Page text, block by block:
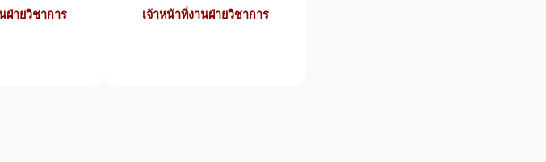
ฝ่ายวิชาการ เจ้าหน้าที่งานฝ่ายวิชาการ